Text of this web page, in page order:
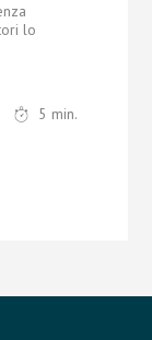
lo
5 min.